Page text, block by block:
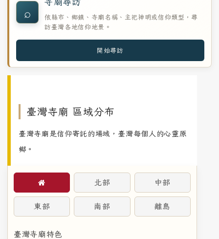
⌕
依縣市、鄉鎮、寺廟名稱、主祀神明或信仰類型，尋
訪臺灣各地信仰地景。
開始尋訪
臺灣寺廟 區域分布
臺灣寺廟是信仰寄託的場域，臺灣每個人的心靈原
鄉。
北部 中部
東部 南部 離島
臺灣寺廟特色